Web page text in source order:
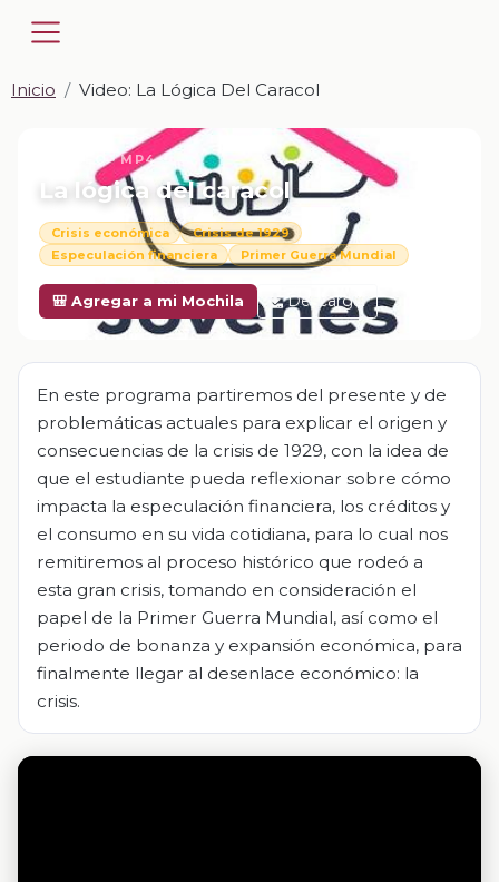
Inicio Video: La Lógica Del Caracol
📎 VIDEO · MP4
La lógica del caracol
Crisis económica
Crisis de 1929
Especulación financiera
Primer Guerra Mundial
🎒 Agregar a mi Mochila Descargar
En este programa partiremos del presente y de
problemáticas actuales para explicar el origen y
consecuencias de la crisis de 1929, con la idea de
que el estudiante pueda reflexionar sobre cómo
impacta la especulación financiera, los créditos y
el consumo en su vida cotidiana, para lo cual nos
remitiremos al proceso histórico que rodeó a
esta gran crisis, tomando en consideración el
papel de la Primer Guerra Mundial, así como el
periodo de bonanza y expansión económica, para
finalmente llegar al desenlace económico: la
crisis.